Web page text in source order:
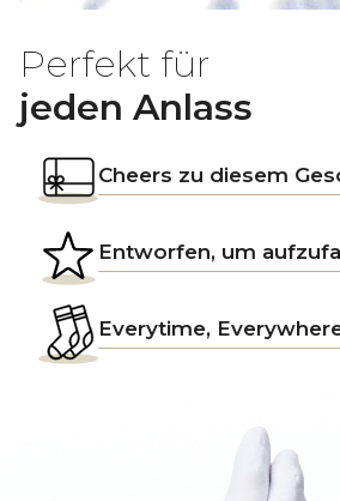
Perfekt für
jeden Anlass
Cheers zu diesem
Entworfen, um
Everytime,